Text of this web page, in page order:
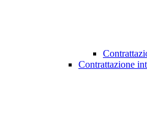
Contrattazione